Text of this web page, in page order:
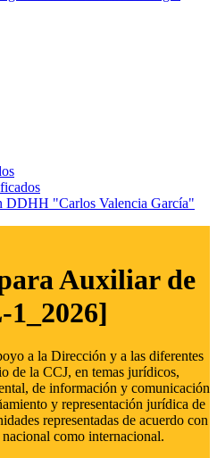
DDHH "Carlos Valencia García"
Auxiliar de
a la Dirección y a las diferentes
de la CCJ, en temas jurídicos,
de información y comunicación
y representación jurídica de
representadas de acuerdo con
como internacional.